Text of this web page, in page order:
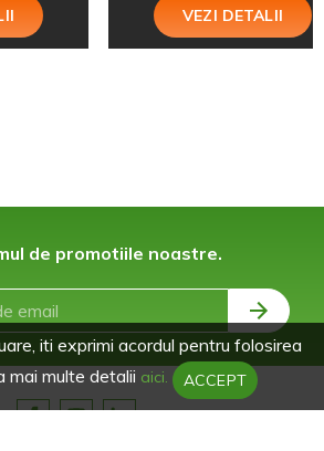
VEZI DETALII
de promotiile noastre.
iti exprimi acordul pentru folosirea
mai multe detalii aici. ACCEPT